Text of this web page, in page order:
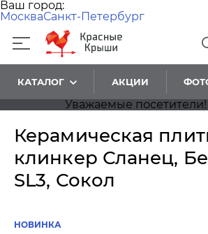
Ваш город:
МоскваСанкт-Петербург
КАТАЛОГ АКЦИИ
Уважаемые посетители!
Керамическая
клинкер Сланец,
SL3, Сокол
НОВИНКА